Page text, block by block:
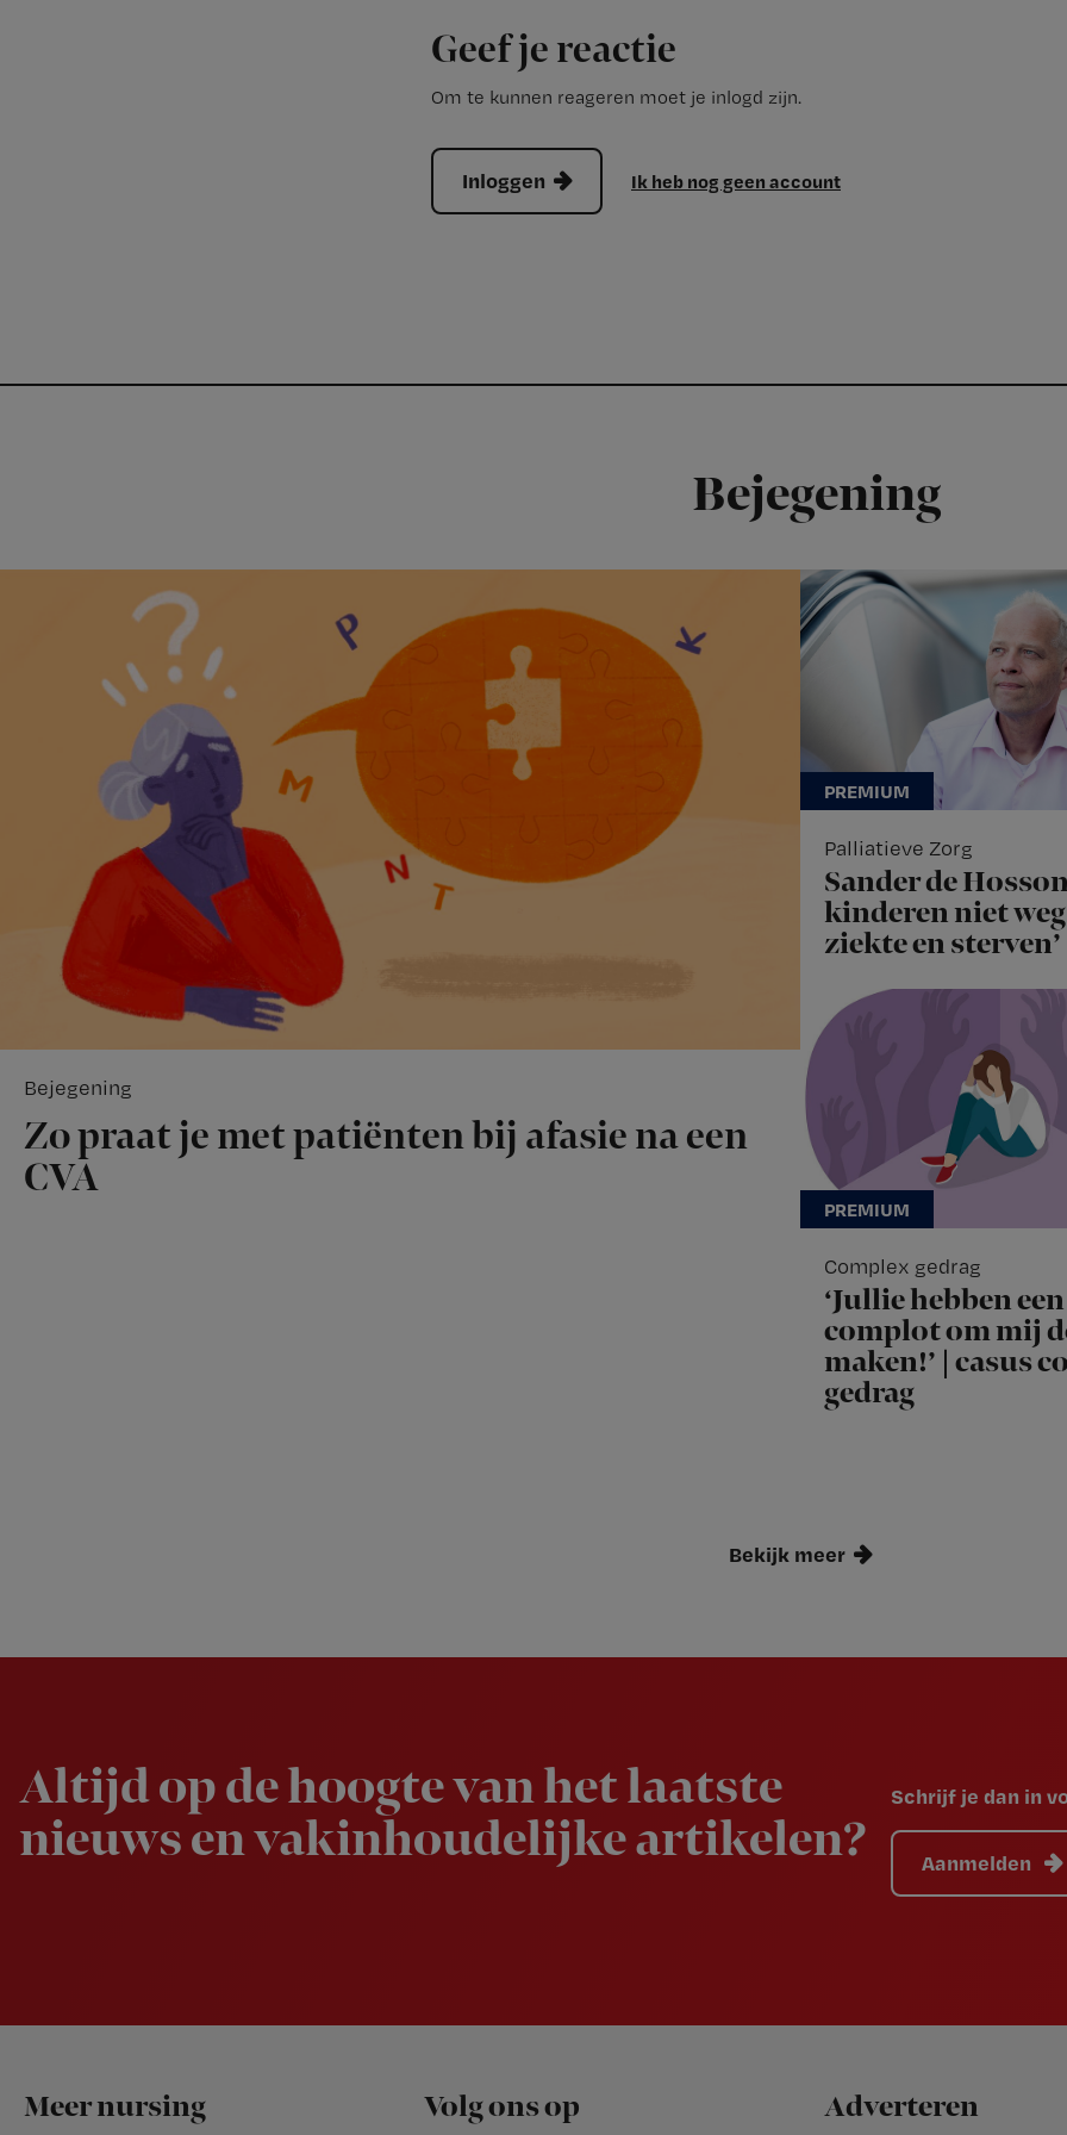
Geef je reactie
Om te kunnen reageren moet je inlogd zijn.
Inloggen Ik heb nog geen account
Bejegening
Bejegening
Zo praat je met patiënten bij afasie na een
CVA
Palliatieve Zorg
Sander de
kinderen niet
ziekte en sterven’
Complex gedrag
‘Jullie hebben een
complot om mij
maken!’ | casus
gedrag
Bekijk meer
Altijd op de hoogte van het laatste
nieuws en vakinhoudelijke artikelen?
Schrijf je dan in
Aanmelden
Footer
Meer nursing Volg ons op Adverteren